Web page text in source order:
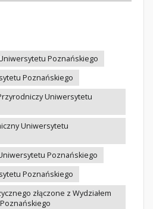
Poznańskiego
Poznańskiego
Uniwersytetu
Uniwersytetu
Poznańskiego
Poznańskiego
złączone z Wydziałem